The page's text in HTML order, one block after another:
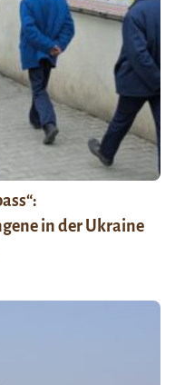
in der Ukraine